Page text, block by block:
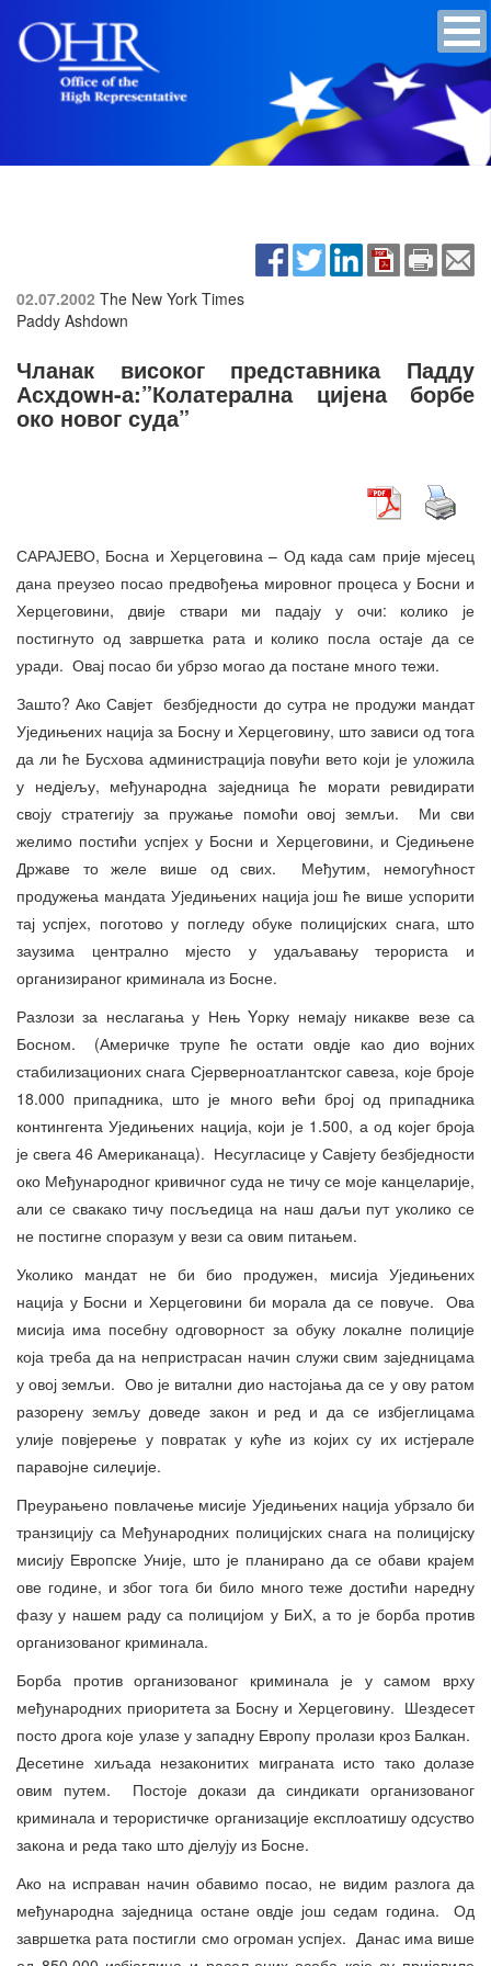
02.07.2002 The New York Times
Paddy Ashdown
Чланак високог представника Паддy
Асхдоwн-а:”Колатерална цијена борбе
око новог суда”
САРАЈЕВО, Босна и Херцеговина – Од када сам прије мјесец
дана преузео посао предвођења мировног процеса у Босни и
Херцеговини, двије ствари ми падају у очи: колико је
постигнуто од завршетка рата и колико посла остаје да се
уради. Овај посао би убрзо могао да постане много тежи.
Зашто? Ако Савјет безбједности до сутра не продужи мандат
Уједињених нација за Босну и Херцеговину, што зависи од тога
да ли ће Бусхова администрација повући вето који је уложила
у недјељу, међународна заједница ће морати ревидирати
своју стратегију за пружање помоћи овој земљи. Ми сви
желимо постићи успјех у Босни и Херцеговини, и Сједињене
Државе то желе више од свих. Међутим, немогућност
продужења мандата Уједињених нација још ће више успорити
тај успјех, поготово у погледу обуке полицијских снага, што
заузима централно мјесто у удаљавању терориста и
организираног криминала из Босне.
Разлози за неслагања у Нењ Yорку немају никакве везе са
Босном. (Америчке трупе ће остати овдје као дио војних
стабилизационих снага Сјерверноатлантског савеза, које броје
18.000 припадника, што је много већи број од припадника
контингента Уједињених нација, који је 1.500, а од којег броја
је свега 46 Американаца). Несугласице у Савјету безбједности
око Међународног кривичног суда не тичу се моје канцеларије,
али се свакако тичу посљедица на наш даљи пут уколико се
не постигне споразум у вези са овим питањем.
Уколико мандат не би био продужен, мисија Уједињених
нација у Босни и Херцеговини би морала да се повуче. Ова
мисија има посебну одговорност за обуку локалне полиције
која треба да на непристрасан начин служи свим заједницама
у овој земљи. Ово је витални дио настојања да се у ову ратом
разорену земљу доведе закон и ред и да се избјеглицама
улије повјерење у повратак у куће из којих су их истјерале
паравојне силеџије.
Преурањено повлачење мисије Уједињених нација убрзало би
транзицију са Међународних полицијских снага на полицијску
мисију Европске Уније, што је планирано да се обави крајем
ове године, и због тога би било много теже достићи наредну
фазу у нашем раду са полицијом у БиХ, а то је борба против
организованог криминала.
Борба против организованог криминала је у самом врху
међународних приоритета за Босну и Херцеговину. Шездесет
посто дрога које улазе у западну Европу пролази кроз Балкан.
Десетине хиљада незаконитих миграната исто тако долазе
овим путем. Постоје докази да синдикати организованог
криминала и терористичке организације експлоатишу одсуство
закона и реда тако што дјелују из Босне.
Ако на исправан начин обавимо посао, не видим разлога да
међународна заједница остане овдје још седам година. Од
завршетка рата постигли смо огроман успјех. Данас има више